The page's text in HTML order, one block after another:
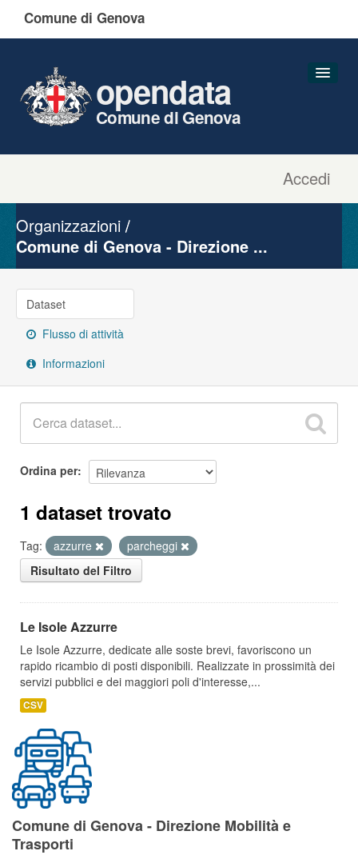
Comune di Genova
Accedi
opendata
Comune di Genova
Gruppi
Organizzazioni
Comune di Genova - Direzione ...
Dataset
Flusso di attività
Informazioni
Ordina per
1 dataset trovato
Tag: azzurre
parcheggi
Risultato del Filtro
Le Isole Azzurre
Le Isole Azzurre, dedicate alle soste brevi, favoriscono un
rapido ricambio di posti disponibili. Realizzate in prossimità dei
servizi pubblici e dei maggiori poli d'interesse,...
CSV
Comune di Genova - Direzione Mobilità e
Trasporti